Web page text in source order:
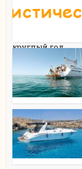
круглый год